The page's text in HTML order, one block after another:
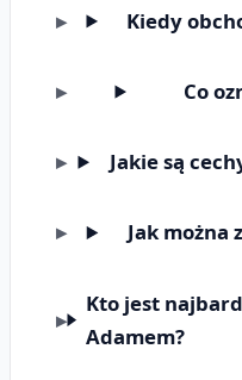
Kiedy
Co
Jakie są
Jak można
Kto jest
Adamem?